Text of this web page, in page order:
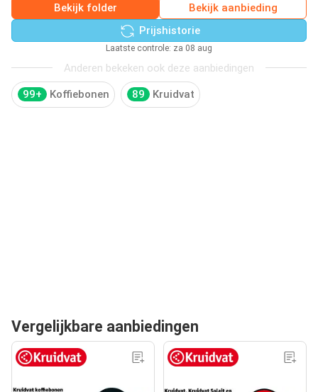
Bekijk folder
Bekijk aanbieding
Prijshistorie
Laatste controle: za 08 aug
Anderen bekeken ook deze aanbiedingen
99+ Koffiebonen 89 Kruidvat
Vergelijkbare aanbiedingen